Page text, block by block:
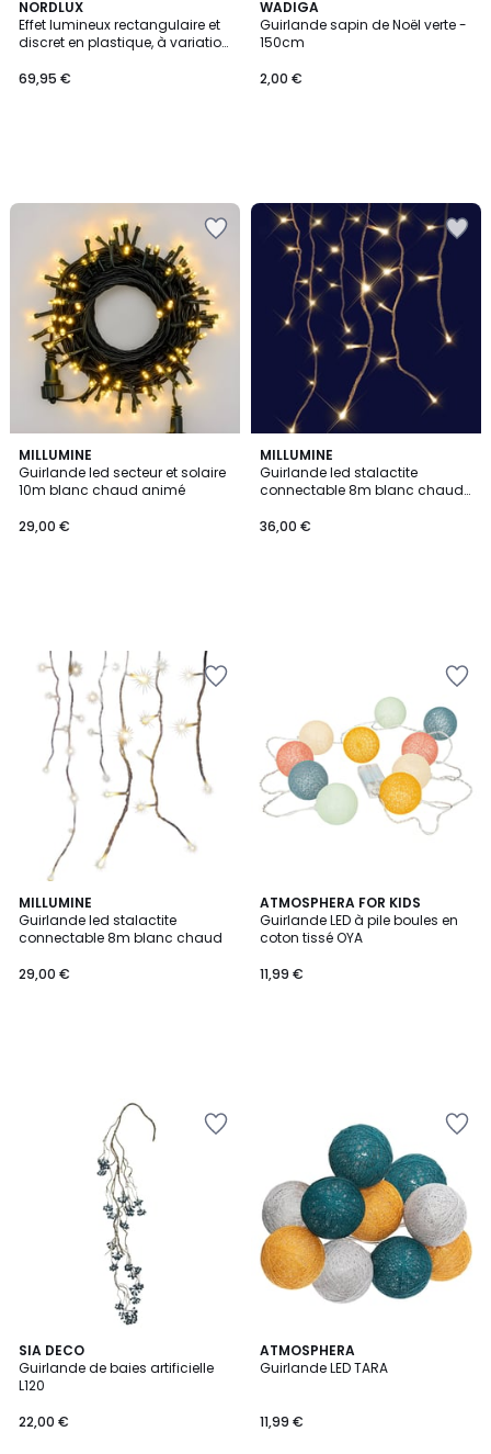
NORDLUX
Effet lumineux rectangulaire et
discret en plastique, à variation
69,95 €
WADIGA
Guirlande sapin de Noël verte -
150cm
2,00 €
MILLUMINE
Guirlande led secteur et solaire
10m blanc chaud animé
29,00 €
MILLUMINE
Guirlande led stalactite
connectable 8m blanc chaud
36,00 €
MILLUMINE
Guirlande led stalactite
connectable 8m blanc chaud
29,00 €
ATMOSPHERA FOR KIDS
Guirlande LED à pile boules en
coton tissé OYA
11,99 €
SIA DECO
Guirlande de baies artificielle
L120
22,00 €
2
Couleurs
ATMOSPHERA
Guirlande LED TARA
11,99 €